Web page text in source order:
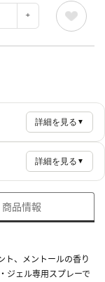
詳細を見る ▼
詳細を見る ▼
商品情報
ト、メントールの香り
ジェル専用スプレーで